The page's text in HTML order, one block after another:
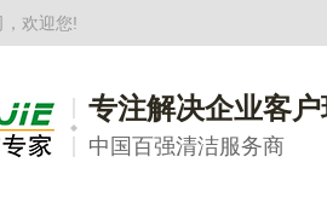
欢迎您!
专注解决企业客
中国百强清洁服务商